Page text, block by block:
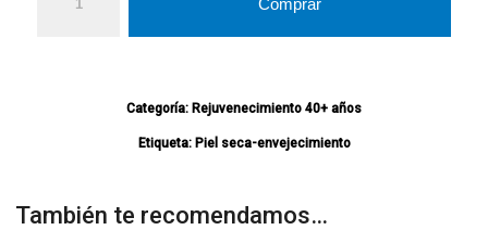
Comprar
Categoría: Rejuvenecimiento 40+ años
Etiqueta: Piel seca-envejecimiento
También te recomendamos…